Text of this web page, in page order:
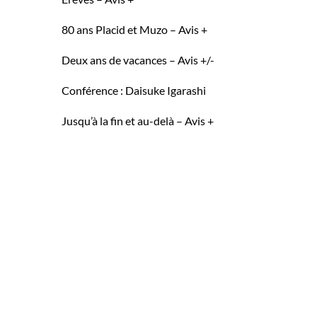
80 ans Placid et Muzo – Avis +
Deux ans de vacances – Avis +/-
Conférence : Daisuke Igarashi
Jusqu’à la fin et au-delà – Avis +